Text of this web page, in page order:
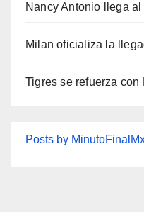
Nancy Antonio llega al
Milan oficializa la
Tigres se refuerza con
Posts by